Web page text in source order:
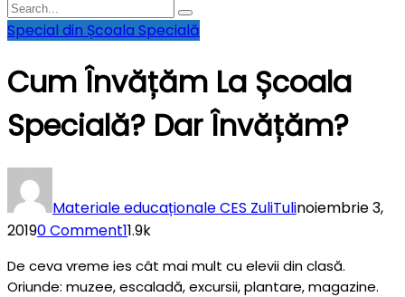
Special din Școala Specială
Cum Învățăm La Școala
Specială? Dar Învățăm?
Materiale educaționale CES ZuliTulinoiembrie 3,
20190 Comment11.9k
De ceva vreme ies cât mai mult cu elevii din clasă.
Oriunde: muzee, escaladă, excursii, plantare, magazine.